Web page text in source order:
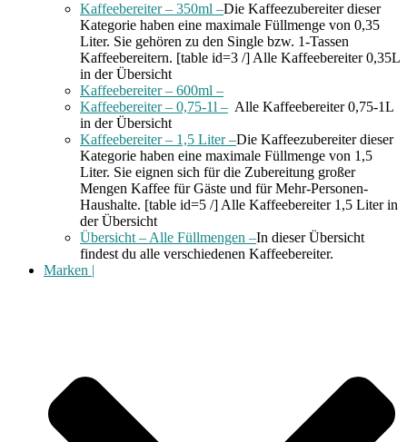
Kaffeebereiter – 350ml –Die Kaffeezubereiter dieser
Kategorie haben eine maximale Füllmenge von 0,35
Liter. Sie gehören zu den Single bzw. 1-Tassen
Kaffeebereitern. [table id=3 /] Alle Kaffeebereiter 0,35L
in der Übersicht
Kaffeebereiter – 600ml –
Kaffeebereiter – 0,75-1l – Alle Kaffeebereiter 0,75-1L
in der Übersicht
Kaffeebereiter – 1,5 Liter –Die Kaffeezubereiter dieser
Kategorie haben eine maximale Füllmenge von 1,5
Liter. Sie eignen sich für die Zubereitung großer
Mengen Kaffee für Gäste und für Mehr-Personen-
Haushalte. [table id=5 /] Alle Kaffeebereiter 1,5 Liter in
der Übersicht
Übersicht – Alle Füllmengen –In dieser Übersicht
findest du alle verschiedenen Kaffeebereiter.
Marken |